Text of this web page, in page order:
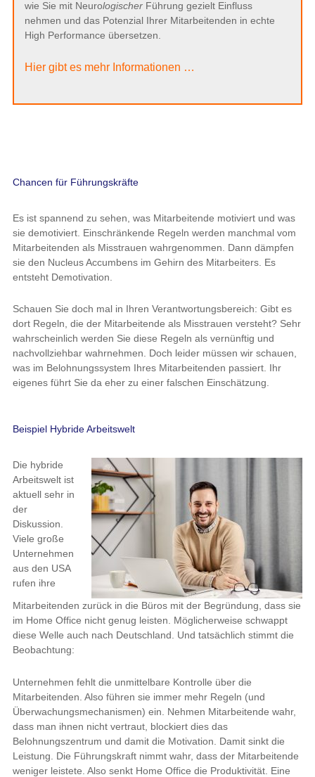
wie Sie mit NeurologischerFührung gezielt Einfluss
nehmen und das Potenzial Ihrer Mitarbeitenden in echte
High Performance übersetzen.
Hier gibt es mehr Informationen …
Chancen für Führungskräfte
Es ist spannend zu sehen, was Mitarbeitende motiviert und was
sie demotiviert. Einschränkende Regeln werden manchmal vom
Mitarbeitenden als Misstrauen wahrgenommen. Dann dämpfen
sie den Nucleus Accumbens im Gehirn des Mitarbeiters. Es
entsteht Demotivation.
Schauen Sie doch mal in Ihren Verantwortungsbereich: Gibt es
dort Regeln, die der Mitarbeitende als Misstrauen versteht? Sehr
wahrscheinlich werden Sie diese Regeln als vernünftig und
nachvollziehbar wahrnehmen. Doch leider müssen wir schauen,
was im Belohnungssystem Ihres Mitarbeitenden passiert. Ihr
eigenes führt Sie da eher zu einer falschen Einschätzung.
Beispiel Hybride Arbeitswelt
Die hybride
Arbeitswelt ist
aktuell sehr in
der
Diskussion.
Viele große
Unternehmen
aus den USA
rufen ihre
Mitarbeitenden zurück in die Büros mit der Begründung, dass sie
im Home Office nicht genug leisten. Möglicherweise schwappt
diese Welle auch nach Deutschland. Und tatsächlich stimmt die
Beobachtung:
Unternehmen fehlt die unmittelbare Kontrolle über die
Mitarbeitenden. Also führen sie immer mehr Regeln (und
Überwachungsmechanismen) ein. Nehmen Mitarbeitende wahr,
dass man ihnen nicht vertraut, blockiert dies das
Belohnungszentrum und damit die Motivation. Damit sinkt die
Leistung. Die Führungskraft nimmt wahr, dass der Mitarbeitende
weniger leistete. Also senkt Home Office die Produktivität. Eine